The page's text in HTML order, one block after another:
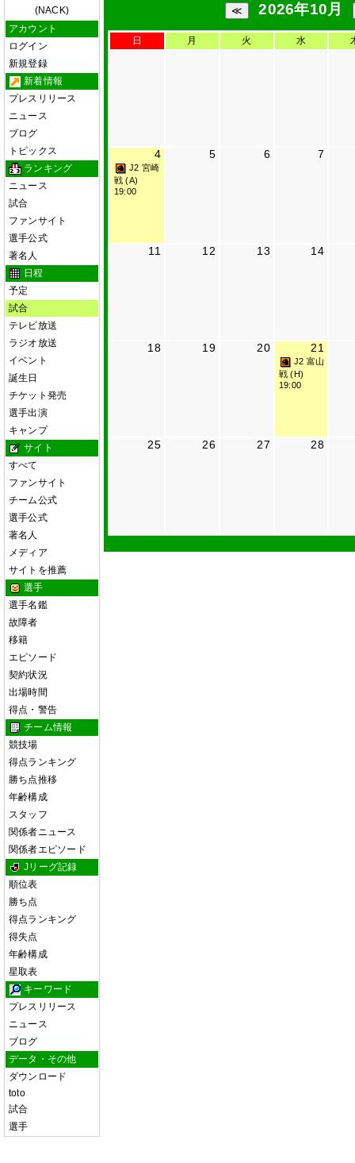
(NACK)
アカウント
ログイン
新規登録
新着情報
プレスリリース
ニュース
ブログ
トピックス
ランキング
ニュース
試合
ファンサイト
選手公式
著名人
日程
予定
試合
テレビ放送
ラジオ放送
イベント
誕生日
チケット発売
選手出演
キャンプ
サイト
すべて
ファンサイト
チーム公式
選手公式
著名人
メディア
サイトを推薦
選手
選手名鑑
故障者
移籍
エピソード
契約状況
出場時間
得点・警告
チーム情報
競技場
得点ランキング
勝ち点推移
年齢構成
スタッフ
関係者ニュース
関係者エピソード
Jリーグ記録
順位表
勝ち点
得点ランキング
得失点
年齢構成
星取表
キーワード
プレスリリース
ニュース
ブログ
データ・その他
ダウンロード
toto
試合
選手
2026年10月
日 月 火 水
4
J2 宮崎
戦 (A)
19:00
5 6 7
11 12 13 14
18 19 20 21
J2 富山
戦 (H)
19:00
25 26 27 28